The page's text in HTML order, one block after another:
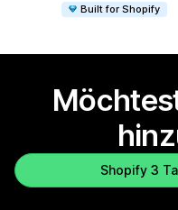
Built for Shopify
Shopify 3